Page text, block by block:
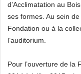
d’Acclimatation au
ses formes. Au sein
Fondation ou à la
l’auditorium.
Pour l’ouverture de la